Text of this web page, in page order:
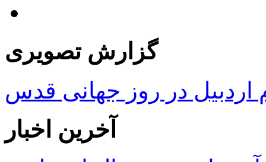
گزارش تصویری
در روز جهانی قدس
آخرین اخبار